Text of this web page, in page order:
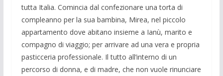
tutta Italia. Comincia dal confezionare una torta di
compleanno per la sua bam­bina, Mirea, nel piccolo
appartamento dove abitano insieme a Ianù, marito e
compagno di viaggio; per arrivare ad una vera e propria
pasticceria professionale. Il tutto all’interno di un
percorso di don­na, e di madre, che non vuole rinunciare